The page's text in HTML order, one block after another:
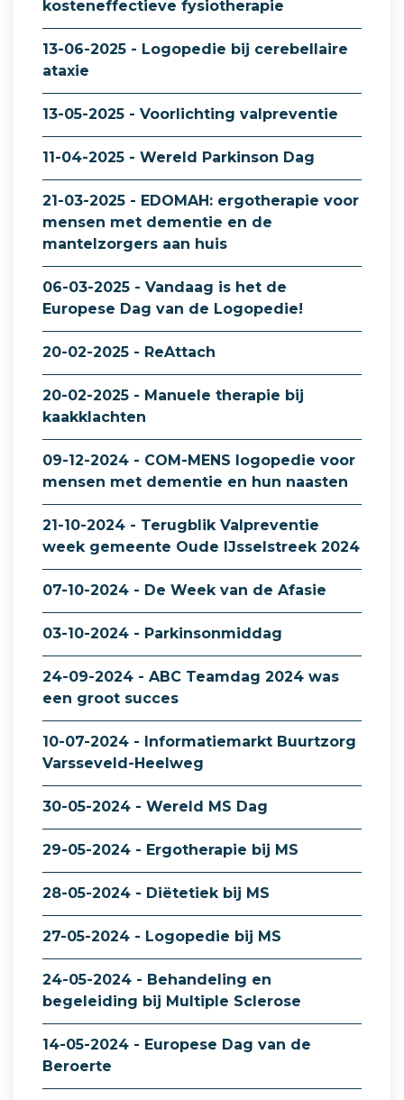
kosteneffectieve fysiotherapie
13-06-2025 - Logopedie bij cerebellaire
ataxie
13-05-2025 - Voorlichting valpreventie
11-04-2025 - Wereld Parkinson Dag
21-03-2025 - EDOMAH: ergotherapie voor
mensen met dementie en de
mantelzorgers aan huis
06-03-2025 - Vandaag is het de
Europese Dag van de Logopedie!
20-02-2025 - ReAttach
20-02-2025 - Manuele therapie bij
kaakklachten
09-12-2024 - COM-MENS logopedie voor
mensen met dementie en hun naasten
21-10-2024 - Terugblik Valpreventie
week gemeente Oude IJsselstreek 2024
07-10-2024 - De Week van de Afasie
03-10-2024 - Parkinsonmiddag
24-09-2024 - ABC Teamdag 2024 was
een groot succes
10-07-2024 - Informatiemarkt Buurtzorg
Varsseveld-Heelweg
30-05-2024 - Wereld MS Dag
29-05-2024 - Ergotherapie bij MS
28-05-2024 - Diëtetiek bij MS
27-05-2024 - Logopedie bij MS
24-05-2024 - Behandeling en
begeleiding bij Multiple Sclerose
14-05-2024 - Europese Dag van de
Beroerte